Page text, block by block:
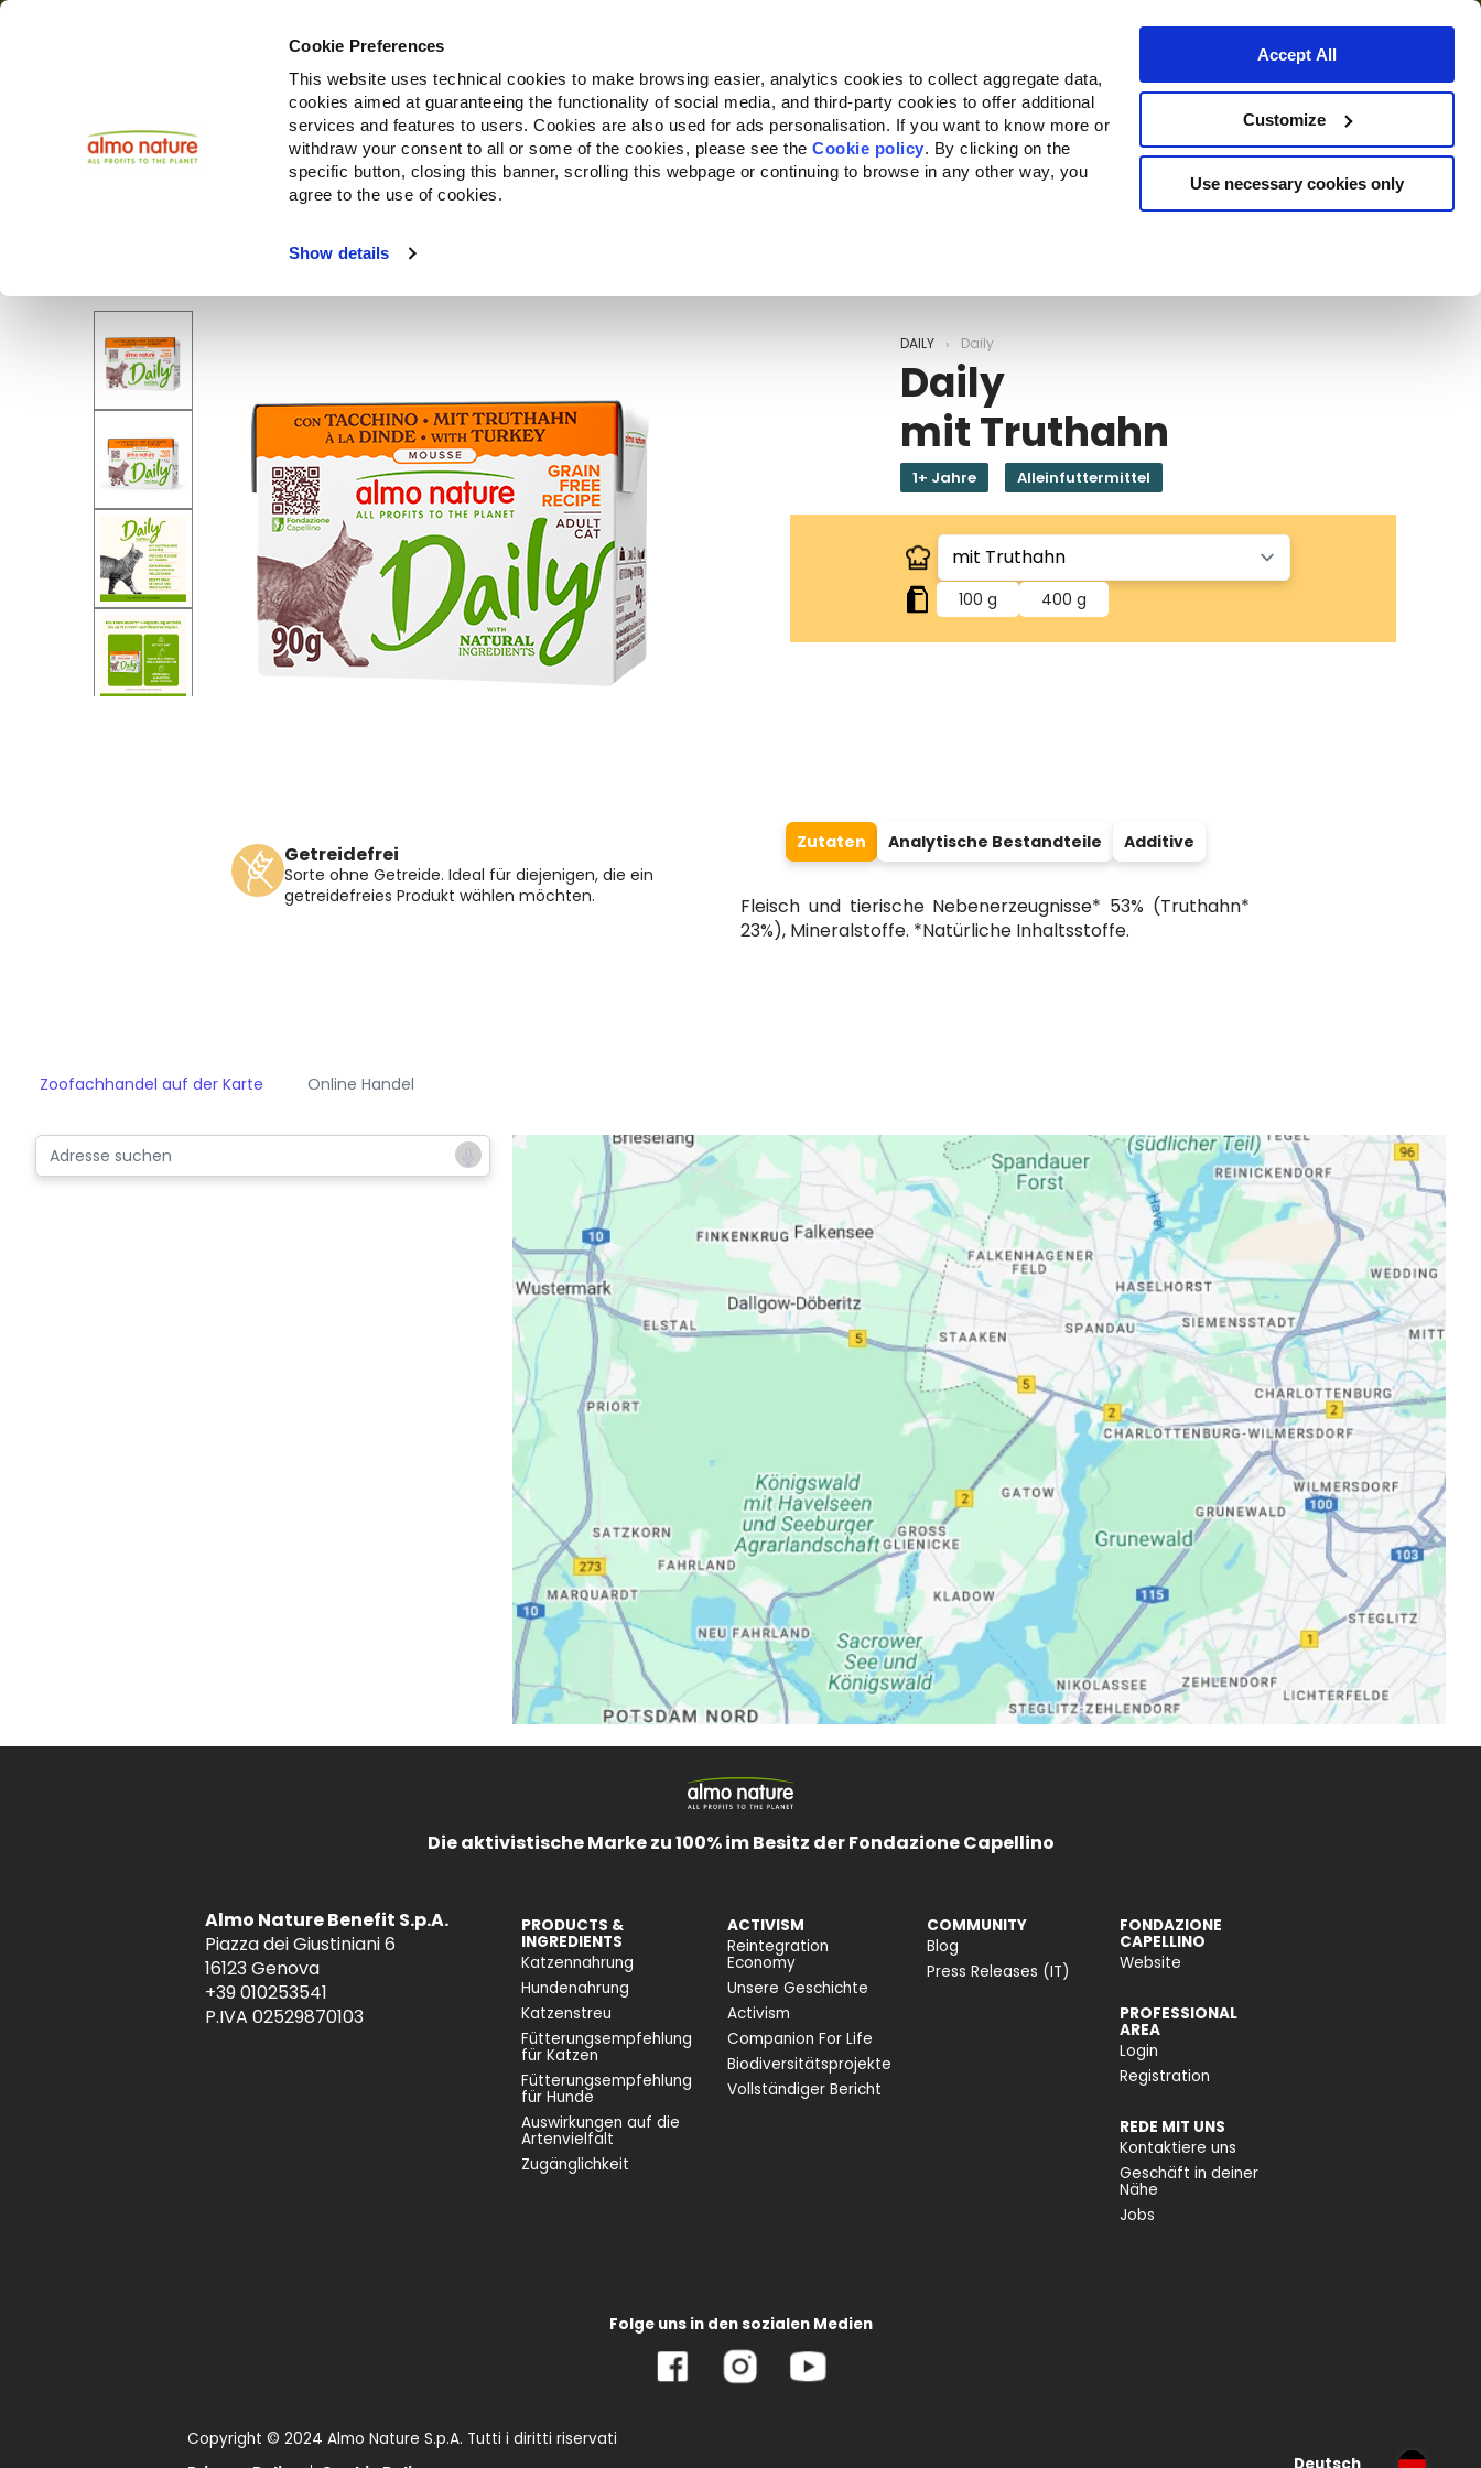
Cookie Preferences
This website uses technical cookies to make browsing easier, analytics cookies to collect aggregate data,
cookies aimed at guaranteeing the functionality of social media, and third-party cookies to offer additional
services and features to users. Cookies are also used for ads personalisation. If you want to know more or
withdraw your consent to all or some of the cookies, please see theCookie policy. By clicking on the
specific button, closing this banner, scrolling this webpage or continuing to browse in any other way, you
agree to the use of cookies.
Show details
Accept All
Customize
Use necessary cookies only
Produkte Companion for Life Ausschreibung Über uns Bezugsquellen
Choose another country or region to see content specific to your location.
DAILY Daily
Daily
mit Truthahn
1+ Jahre Alleinfuttermittel
100 g 400 g
Getreidefrei
Sorte ohne Getreide. Ideal für diejenigen, die ein
getreidefreies Produkt wählen möchten.
Zutaten Analytische Bestandteile Additive
Fleisch und tierische Nebenerzeugnisse* 53% (Truthahn*
23%), Mineralstoffe. *Natürliche Inhaltsstoffe.
Zoofachhandel auf der Karte Online Handel
Die aktivistische Marke zu 100% im Besitz der Fondazione Capellino
Almo Nature Benefit S.p.A.
Piazza dei Giustiniani 6
16123 Genova
+39 010253541
P.IVA 02529870103
PRODUCTS &
INGREDIENTS
Katzennahrung
Hundenahrung
Katzenstreu
Fütterungsempfehlung
für Katzen
Fütterungsempfehlung
für Hunde
Auswirkungen auf die
Artenvielfalt
Zugänglichkeit
ACTIVISM
Reintegration
Economy
Unsere Geschichte
Activism
Companion For Life
Biodiversitätsprojekte
Vollständiger Bericht
COMMUNITY
Blog
Press Releases (IT)
FONDAZIONE
CAPELLINO
Website
PROFESSIONAL
AREA
Login
Registration
REDE MIT UNS
Kontaktiere uns
Geschäft in deiner
Nähe
Jobs
Folge uns in den sozialen Medien
Copyright © 2024 Almo Nature S.p.A. Tutti i diritti riservati